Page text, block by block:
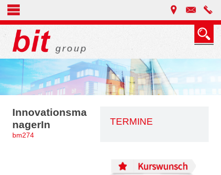
TERMINE
Innovationsma
nagerIn
bm274